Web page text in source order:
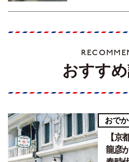
おすす
おで
【京
龍彦